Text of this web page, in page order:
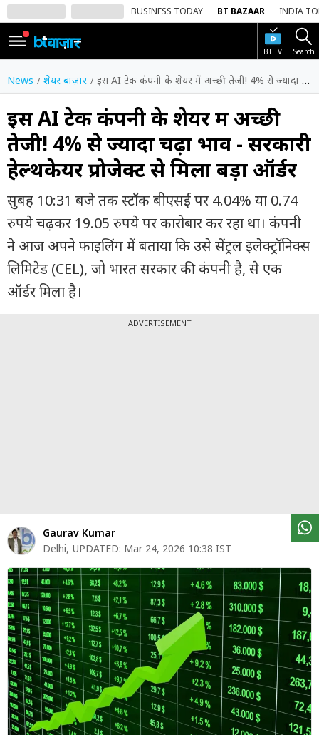
BUSINESS TODAY BT BAZAAR INDIA
BT TV Search
SIGN
IN
Dark
Mode
होम
शेयर
वीडियो
ट्रेंडिंग
बिजनेस
न्यूज
शेयर
बाज़ार
ट्रेंडिंग
बिजनेस
न्यूज
वीडियो
म्यूचुअल
फंड
News शेयर बाज़ार इस AI टेक कंपनी के शेयर में अच्छी तेजी! 4% से ज्यादा चढ़ा भाव - सरकारी हेल्थकेयर प्रोजेक्ट से मिला बड़ा ऑर्डर
इस AI टेक कंपनी के शेयर में अच्छी
तेजी! 4% से ज्यादा चढ़ा भाव - सरकारी
हेल्थकेयर प्रोजेक्ट से मिला बड़ा ऑर्डर
सुबह 10:31 बजे तक स्टॉक बीएसई पर 4.04% या 0.74
रुपये चढ़कर 19.05 रुपये पर कारोबार कर रहा था। कंपनी
ने आज अपने फाइलिंग में बताया कि उसे सेंट्रल इलेक्ट्रॉनिक्स
लिमिटेड (CEL), जो भारत सरकार की कंपनी है, से एक
ऑर्डर मिला है।
ADVERTISEMENT
Gaurav Kumar
Delhi, UPDATED: Mar 24, 2026 10:38 IST